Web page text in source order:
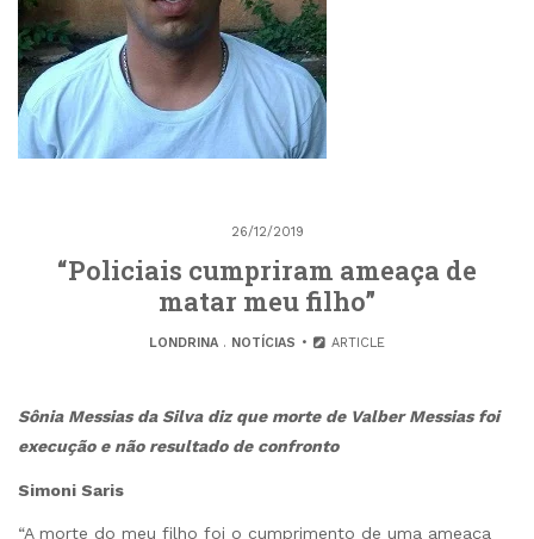
26/12/2019
“Policiais cumpriram ameaça de
matar meu filho”
LONDRINA. NOTÍCIAS ARTICLE
Sônia Messias da Silva diz que morte de Valber Messias foi
execução e não resultado de confronto
Simoni Saris
“A morte do meu filho foi o cumprimento de uma ameaça